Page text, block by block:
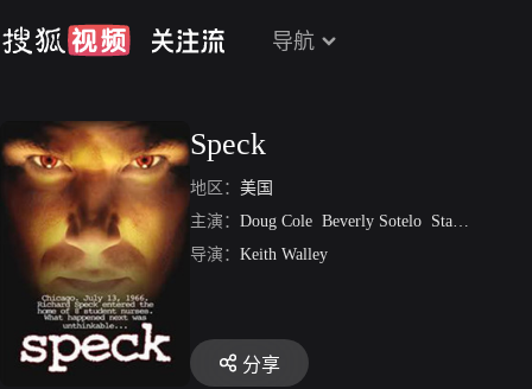
导航
Speck
地区： 美国
主演： Doug Cole Beverly Sotelo Stacy Cunningham
导演： Keith Walley
分享